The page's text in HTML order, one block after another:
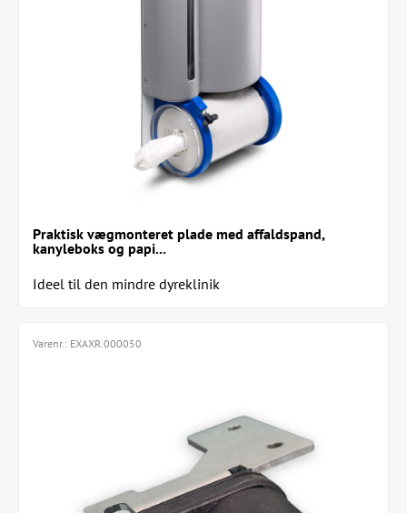
Praktisk vægmonteret plade med affaldspand,
kanyleboks og papi...
Ideel til den mindre dyreklinik
Varenr.: EXAXR.000050